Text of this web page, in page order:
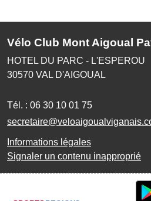
Vélo Club Mont Aigoual
HOTEL DU PARC - L'ESPEROU
30570 VAL D'AIGOUAL
Tél. : 06 30 10 01 75
Informations légales
Signaler un contenu inapproprié